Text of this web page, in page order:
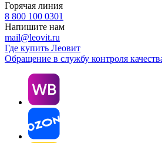
Горячая линия
8 800 100 0301
Напишите нам
mail@leovit.ru
Где купить Леовит
Обращение в службу контроля